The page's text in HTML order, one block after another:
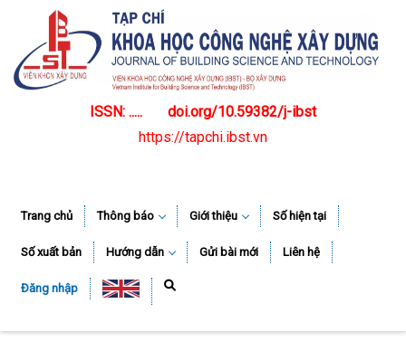
ISSN: .....
doi.org/10.59382/j-ibst
https://tapchi.ibst.vn
Trang chủ Thông báo Giới thiệu Số hiện tại
Số xuất bản Hướng dẫn Gửi bài mới Liên hệ
Đăng nhập